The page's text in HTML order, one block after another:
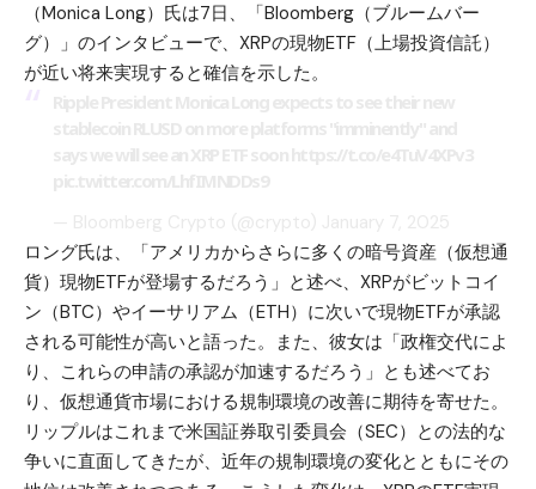
（Monica Long）氏は7日、「Bloomberg（ブルームバー
グ）」のインタビューで、 XRPの現物ETF（上場投資信託）
が近い将来実現すると確信を示した。
ロング氏は、「アメリカからさらに多くの暗号資産（仮想通
貨）現物ETFが登場するだろう」と述べ、XRPがビットコイ
ン（BTC） やイーサリアム（ETH） に次いで現物ETFが承認
される可能性が高いと語った。また、彼女は「政権交代によ
り、これらの申請の承認が加速するだろう」とも述べてお
り、仮想通貨市場における規制環境の改善に期待を寄せた。
リップルはこれまで米国証券取引委員会（SEC）との法的な
争いに直面してきたが、近年の規制環境の変化とともにその